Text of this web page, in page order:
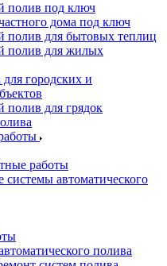
полив под ключ
дома под ключ
полив для бытовых теплиц
полив для жилых
городских и
полив для грядок
работы
системы автоматического
полива